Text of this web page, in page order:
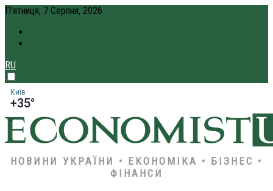
П’ятниця, 7 Серпня, 2026
RU
Київ
+35°
НОВИНИ УКРАЇНИ • ЕКОНОМІКА • БІЗНЕС •
ФІНАНСИ